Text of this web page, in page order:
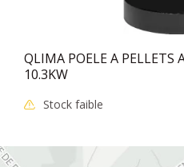
QLIMA POELE A PELLETS
10.3KW
Stock faible